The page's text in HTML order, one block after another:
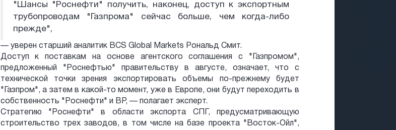
"Шансы "Роснефти" получить, наконец, доступ к экспортным
трубопроводам "Газпрома" сейчас больше, чем когда-либо
прежде",
— уверен старший аналитик BCS Global Markets Рональд Смит.
Доступ к поставкам на основе агентского соглашения с "Газпромом",
предложенный "Роснефтью" правительству в августе, означает, что с
технической точки зрения экспортировать объемы по-прежнему будет
"Газпром", а затем в какой-то момент, уже в Европе, они будут переходить в
собственность "Роснефти" и BP, — полагает эксперт.
Стратегию "Роснефти" в области экспорта СПГ, предусматривающую
строительство трех заводов, в том числе на базе проекта "Восток-Ойл",